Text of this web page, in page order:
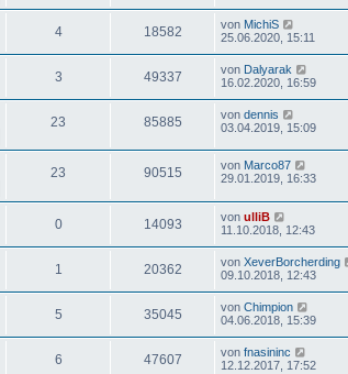
4 18582 von MichiS
25.06.2020, 15:11
3 49337 von Dalyarak
16.02.2020, 16:59
23 85885 von dennis
03.04.2019, 15:09
23 90515 von Marco87
29.01.2019, 16:33
0 14093 von ulliB
11.10.2018, 12:43
1 20362 von XeverBorcherding
09.10.2018, 12:43
5 35045 von Chimpion
04.06.2018, 15:39
6 47607 von fnasininc
12.12.2017, 17:52